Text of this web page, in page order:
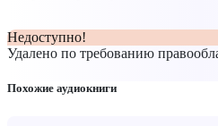
Недоступно!
Удалено по требованию
Похожие аудиокниги